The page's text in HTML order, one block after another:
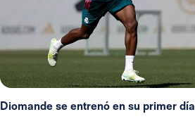
Diomande se entrenó en su primer día